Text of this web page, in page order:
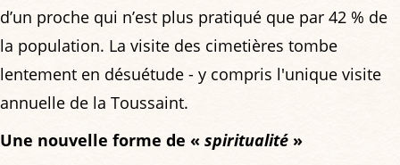
d’un proche qui n’est plus pratiqué que par 42 % de
la population. La visite des cimetières tombe
lentement en désuétude - y compris l'unique visite
annuelle de la Toussaint.
Une nouvelle forme de « spiritualité »